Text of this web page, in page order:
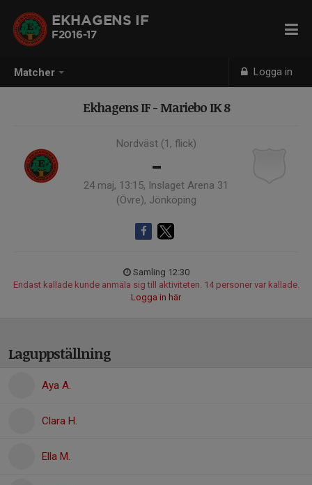
Matcher Logga in
EKHAGENS IF
F2016-17
Ekhagens IF - Mariebo IK 8
Nordväst (1, flick)
-
24 maj, 13:15, Inslaget Arena 31
(Övre), Jönköping
Samling 12:30
Endast kallade kunde anmäla sig till aktiviteten. 14 personer var kallade.
Logga in här
Laguppställning
Aya A.
Clara H.
Ella M.